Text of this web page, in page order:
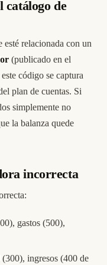
catálogo de
relacionada con un
(publicado en el
código se captura
plan de cuentas. Si
simplemente no
la balanza quede
incorrecta
gastos (500),
ingresos (400 de